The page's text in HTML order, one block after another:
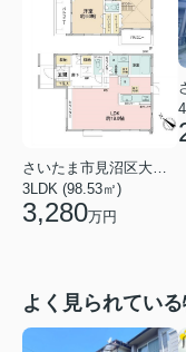
3LDK (98.53㎡)
3,280万円
よく見られてい